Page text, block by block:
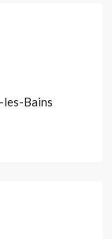
les-Bains